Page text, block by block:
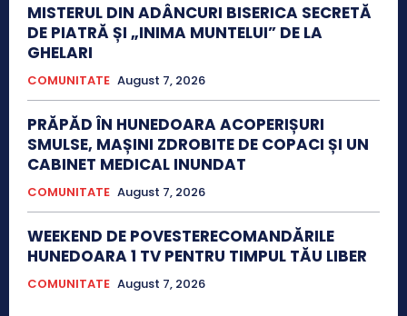
MISTERUL DIN ADÂNCURI BISERICA SECRETĂ
DE PIATRĂ ȘI „INIMA MUNTELUI” DE LA
GHELARI
COMUNITATE August 7, 2026
PRĂPĂD ÎN HUNEDOARA ACOPERIȘURI
SMULSE, MAȘINI ZDROBITE DE COPACI ȘI UN
CABINET MEDICAL INUNDAT
COMUNITATE August 7, 2026
WEEKEND DE POVESTERECOMANDĂRILE
HUNEDOARA 1 TV PENTRU TIMPUL TĂU LIBER
COMUNITATE August 7, 2026